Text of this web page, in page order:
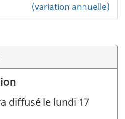
(variation annuelle)
diffusé le lundi 17